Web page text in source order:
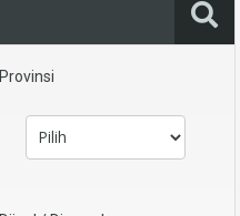
Provinsi